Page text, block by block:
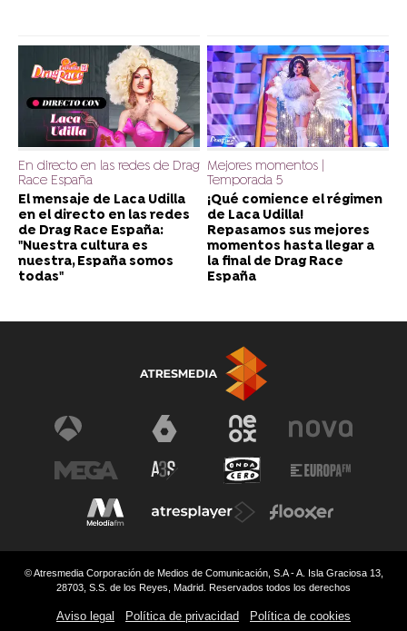
En directo en las redes de Drag
Race España
El mensaje de Laca Udilla
en el directo en las redes
de Drag Race España:
"Nuestra cultura es
nuestra, España somos
todas"
Mejores momentos |
Temporada 5
¡Qué comience el régimen
de Laca Udilla!
Repasamos sus mejores
momentos hasta llegar a
la final de Drag Race
España
© Atresmedia Corporación de Medios de Comunicación, S.A - A. Isla Graciosa 13,
28703, S.S. de los Reyes, Madrid. Reservados todos los derechos
Aviso legal Política de privacidad Política de cookies